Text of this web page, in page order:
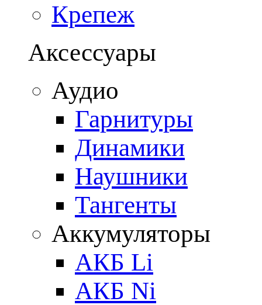
Крепеж
Аксессуары
Аудио
Гарнитуры
Динамики
Наушники
Тангенты
Аккумуляторы
АКБ Li
АКБ Ni